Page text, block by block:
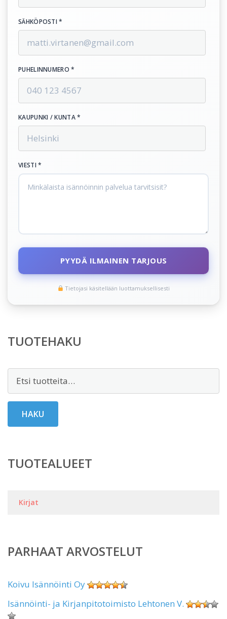
SÄHKÖPOSTI *
PUHELINNUMERO *
KAUPUNKI / KUNTA *
VIESTI *
PYYDÄ ILMAINEN TARJOUS
Tietojasi käsitellään luottamuksellisesti
TUOTEHAKU
Etsi:
HAKU
TUOTEALUEET
Kirjat
PARHAAT ARVOSTELUT
Koivu Isännöinti Oy
Isännöinti- ja Kirjanpitotoimisto Lehtonen V.